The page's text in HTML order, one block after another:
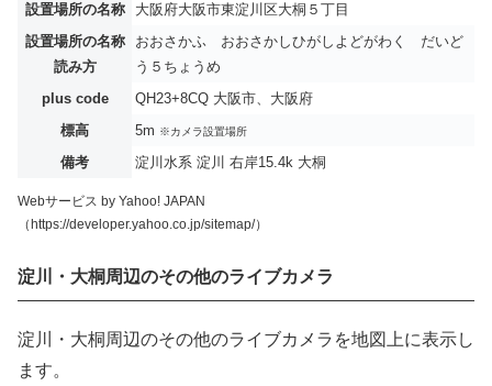
設置場所の名称
大阪府大阪市東淀川区大桐５丁目
設置場所の名称
読み方
おおさかふ おおさかしひがしよどがわく だいど
う５ちょうめ
plus code
QH23+8CQ 大阪市、大阪府
標高
5m ※カメラ設置場所
備考 淀川水系 淀川 右岸15.4k 大桐
Webサービス by Yahoo! JAPAN
（https://developer.yahoo.co.jp/sitemap/）
淀川・大桐周辺のその他のライブカメラ
淀川・大桐周辺のその他のライブカメラを地図上に表示し
ます。